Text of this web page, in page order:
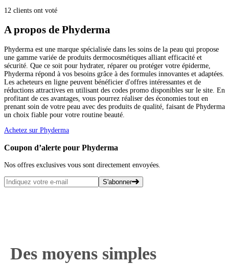
12 clients ont voté
A propos de Phyderma
Phyderma est une marque spécialisée dans les soins de la peau qui propose
une gamme variée de produits dermocosmétiques alliant efficacité et
sécurité. Que ce soit pour hydrater, réparer ou protéger votre épiderme,
Phyderma répond à vos besoins grâce à des formules innovantes et adaptées.
Les acheteurs en ligne peuvent bénéficier d'offres intéressantes et de
réductions attractives en utilisant des codes promo disponibles sur le site. En
profitant de ces avantages, vous pourrez réaliser des économies tout en
prenant soin de votre peau avec des produits de qualité, faisant de Phyderma
un choix fiable pour votre routine beauté.
Achetez sur Phyderma
Coupon d’alerte pour Phyderma
Nos offres exclusives vous sont directement envoyées.
S'abonner
Des moyens simples